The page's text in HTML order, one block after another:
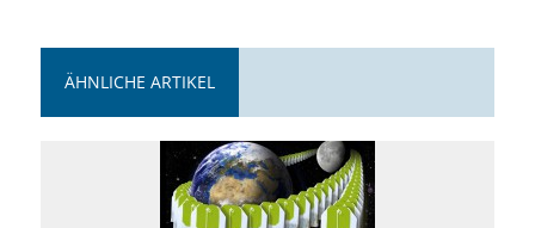
ÄHNLICHE ARTIKEL